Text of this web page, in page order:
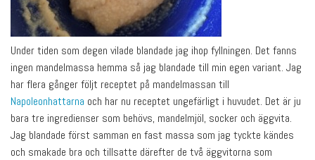
Under tiden som degen vilade blandade jag ihop fyllningen. Det fanns
ingen mandelmassa hemma så jag blandade till min egen variant. Jag
har flera gånger följt receptet på mandelmassan till
Napoleonhattarna och har nu receptet ungefärligt i huvudet. Det är ju
bara tre ingredienser som behövs, mandelmjöl, socker och äggvita.
Jag blandade först samman en fast massa som jag tyckte kändes
och smakade bra och tillsatte därefter de två äggvitorna som